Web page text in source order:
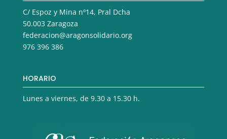
C/ Espoz y Mina nº14, Pral Dcha
50.003 Zaragoza
federacion@aragonsolidario.org
976 396 386
HORARIO
Lunes a viernes, de 9.30 a 15.30 h.